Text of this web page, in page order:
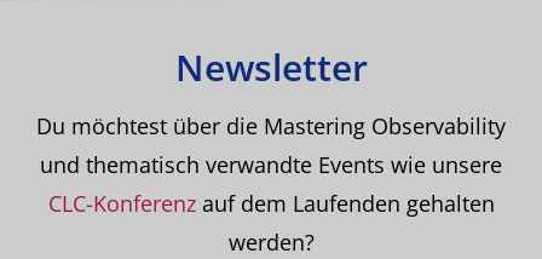
Newsletter
Du möchtest über die Mastering Observability
und thematisch verwandte Events wie unsere
CLC-Konferenzauf dem Laufenden gehalten
werden?